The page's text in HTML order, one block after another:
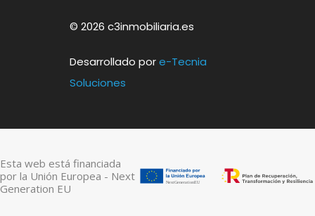
© 2026 c3inmobiliaria.es
Desarrollado pore-Tecnia
Soluciones
Esta web está financiada
por la Unión Europea - Next
Generation EU